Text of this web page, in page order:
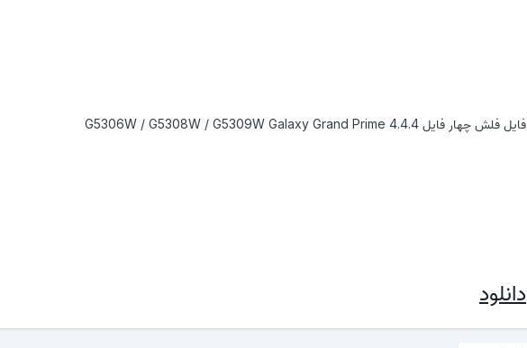
فایل فلش چهار فایل G5306W / G5308W / G5309W Galaxy Grand Prime 4.4.4
دانلود